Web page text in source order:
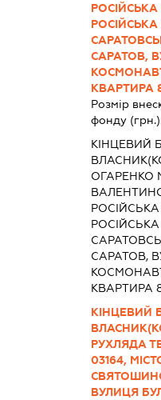
САРАТОВ,
КВАРТИРА
Розмір
фонду
КІНЦЕВИЙ
ОГАРЕНКО
САРАТОВ,
КВАРТИРА
КІНЦЕВИЙ
РУХЛЯДА
03164,
ВУЛИЦЯ